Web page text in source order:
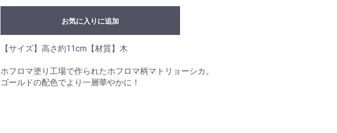
お気に入りに追加
【サイズ】高さ約11cm【材質】木
ホフロマ塗り工場で作られたホフロマ柄マトリョーシカ。
ゴールドの配色でより一層華やかに！